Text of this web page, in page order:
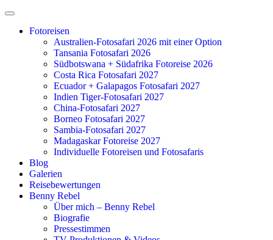
Zum
springenFotoreisen
Australien-Fotosafari 2026 mit einer Option
Tansania Fotosafari 2026
Südbotswana + Südafrika Fotoreise 2026
Costa Rica Fotosafari 2027
Ecuador + Galapagos Fotosafari 2027
Indien Tiger-Fotosafari 2027
China-Fotosafari 2027
Borneo Fotosafari 2027
Sambia-Fotosafari 2027
Madagaskar Fotoreise 2027
Individuelle Fotoreisen und Fotosafaris
Blog
Galerien
Reisebewertungen
Benny Rebel
Über mich – Benny Rebel
Biografie
Pressestimmen